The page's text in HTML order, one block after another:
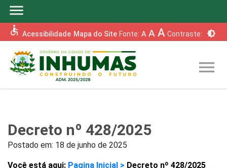
menu
accessible Acessibilidade Mapa do Site Fonte: A A A Contraste: brightness_6
menu
Decreto nº 428/2025
Postado em: 18 de junho de 2025
Você está aqui: Pagina Inicial > Decreto nº 428/2025